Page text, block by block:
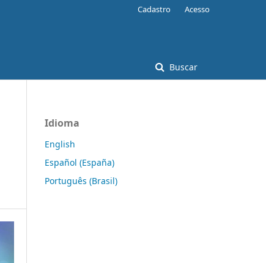
Buscar
Cadastro Acesso
Idioma
English
Español (España)
Português (Brasil)